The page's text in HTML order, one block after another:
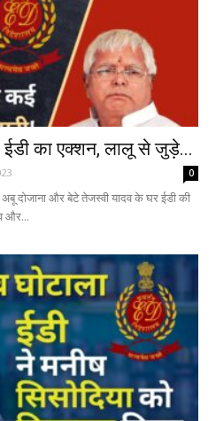
का एक्शन, लालू से जुड़े...
0
दोजाना और बेटे तेजस्वी यादव के घर ईडी की
और...